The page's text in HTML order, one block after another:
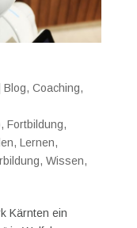
Blog, Coaching,
, Fortbildung,
, Lernen,
, Wissen,
Kärnten ein